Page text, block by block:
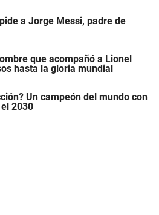
a Jorge Messi, padre de
que acompañó a Lionel
hasta la gloria mundial
Un campeón del mundo con
2030